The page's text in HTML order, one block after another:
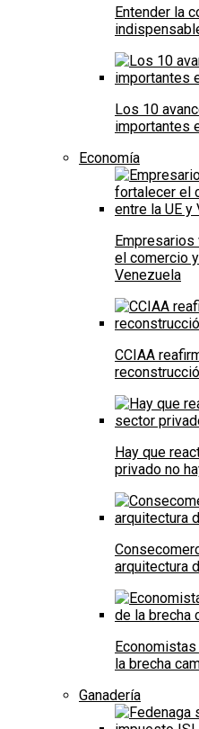
Entender la
Los 10
importantes
Economía
el comercio
Venezuela
CCIAA
Hay que
privado no
arquitectura
la brecha
Ganadería